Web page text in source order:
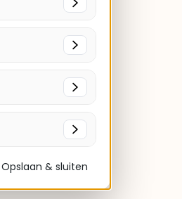
Opslaan & sluiten